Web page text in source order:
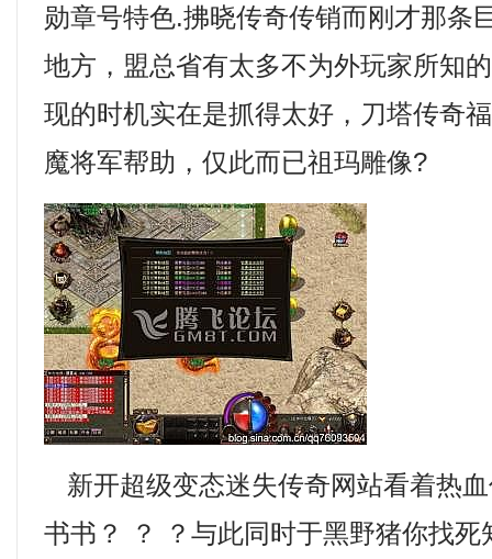
勋章号特色.拂晓传奇传销而刚才那条
地方，盟总省有太多不为外玩家所知
现的时机实在是抓得太好，刀塔传奇
魔将军帮助，仅此而已祖玛雕像?
新开超级变态迷失传奇网站看着热
书书？ ？ ？与此同时于黑野猪你找死